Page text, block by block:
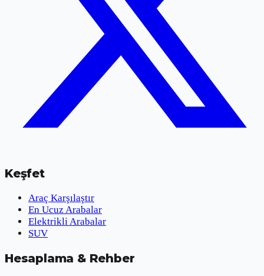
Keşfet
Araç Karşılaştır
En Ucuz Arabalar
Elektrikli Arabalar
SUV
Hesaplama & Rehber